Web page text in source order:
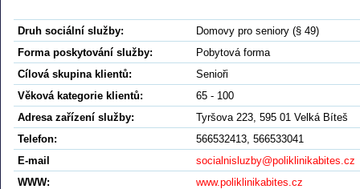
Druh sociální služby:
Domovy pro seniory (§ 49)
Forma poskytování služby:
Pobytová forma
Cílová skupina klientů:
Senioři
Věková kategorie klientů:
65 - 100
Adresa zařízení služby:
Tyršova 223, 595 01 Velká Bíteš
Telefon:
566532413, 566533041
E-mail
socialnisluzby@poliklinikabites.cz
WWW:
www.poliklinikabites.cz